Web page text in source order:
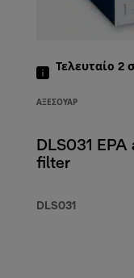
τιμή 52,00 €
Τελευταίο 2
ΑΞΕΣΟΥΆΡ
DLS031 EPA
filter
DLS031